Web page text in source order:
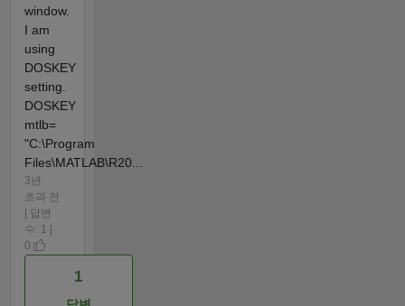
window.
I am
using
DOSKEY
setting.
DOSKEY
mtlb=
"C:\Program
Files\MATLAB\R20...
3년
초과 전
| 답변
수: 1 |
0
1